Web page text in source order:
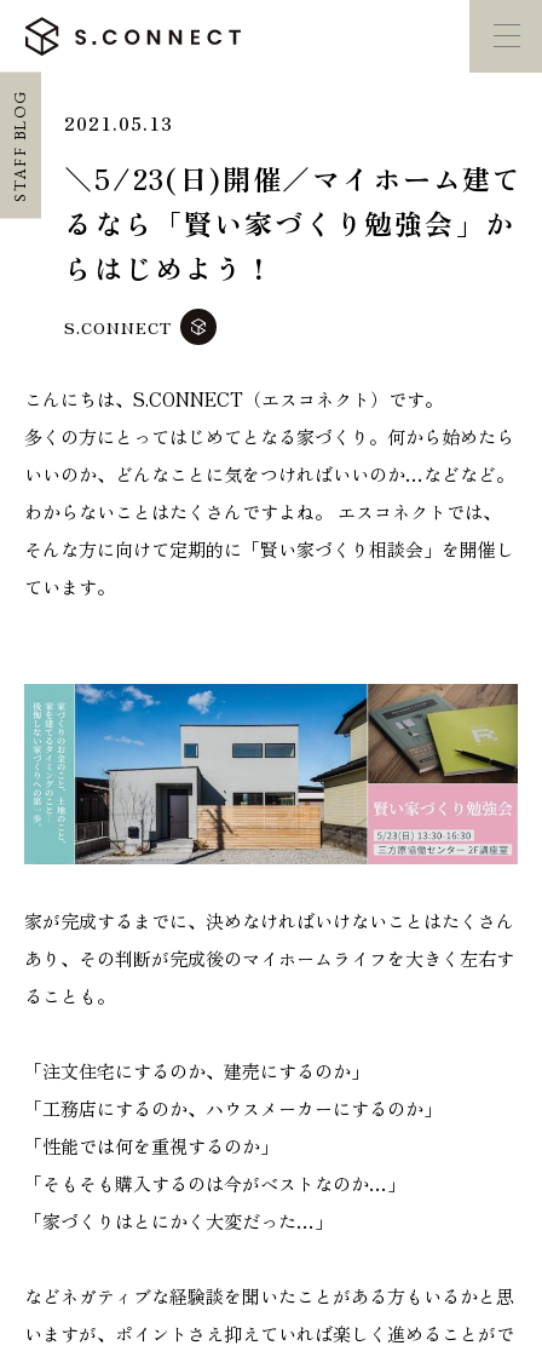
HOME
CONCEPT
エスコネについて
CASE
STAFF BLOG
スタッフブログ
COMPANY
ACCESS MAP
アクセスマップ
プライバシーポリシー
家づくり勉強会 カタログ請求
本社
10:00〜19:00 水曜定休 10:00〜19:00 水曜定休
STAFF BLOG 2021.05.13
＼5/23(日)開催／マイホーム建て
るなら「賢い家づくり勉強会」か
らはじめよう！
S.CONNECT
こんにちは、S.CONNECT（エスコネクト）です。
多くの方にとってはじめてとなる家づくり。何から始めたら
いいのか、どんなことに気をつければいいのか…などなど。
わからないことはたくさんですよね。 エスコネクトでは、
そんな方に向けて定期的に「賢い家づくり相談会」を開催し
ています。
家が完成するまでに、決めなければいけないことはたくさん
あり、その判断が完成後のマイホームライフを大きく左右す
ることも。
「注文住宅にするのか、建売にするのか」
「工務店にするのか、ハウスメーカーにするのか」
「性能では何を重視するのか」
「そもそも購入するのは今がベストなのか…」
「家づくりはとにかく大変だった…」
などネガティブな経験談を聞いたことがある方もいるかと思
いますが、ポイントさえ抑えていれば楽しく進めることがで